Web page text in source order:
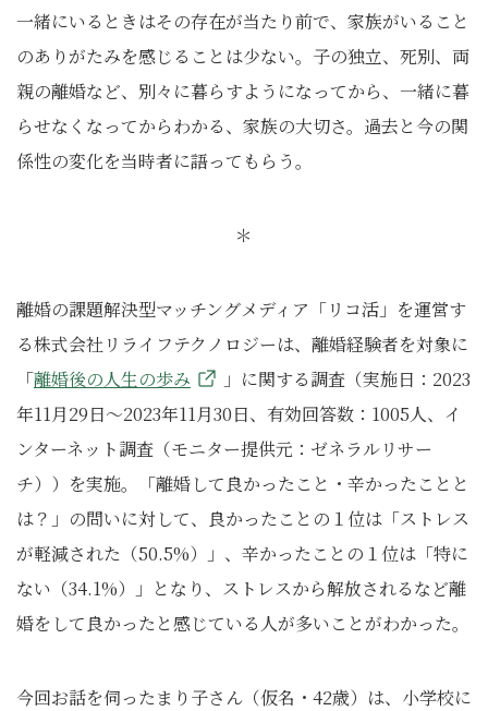
一緒にいるときはその存在が当たり前で、家族がいること
のありがたみを感じることは少ない。子の独立、死別、両
親の離婚など、別々に暮らすようになってから、一緒に暮
らせなくなってからわかる、家族の大切さ。過去と今の関
係性の変化を当時者に語ってもらう。
＊
離婚の課題解決型マッチングメディア「リコ活」を運営す
る株式会社リライフテクノロジーは、離婚経験者を対象に
「離婚後の人生の歩み
」に関する調査（実施日：2023
年11月29日～2023年11月30日、有効回答数：1005人、イ
ンターネット調査（モニター提供元：ゼネラルリサー
チ））を実施。「離婚して良かったこと・辛かったことと
は？」の問いに対して、良かったことの１位は「ストレス
が軽減された（50.5%）」、辛かったことの１位は「特に
ない（34.1%）」となり、ストレスから解放されるなど離
婚をして良かったと感じている人が多いことがわかった。
今回お話を伺ったまり子さん（仮名・42歳）は、小学校に